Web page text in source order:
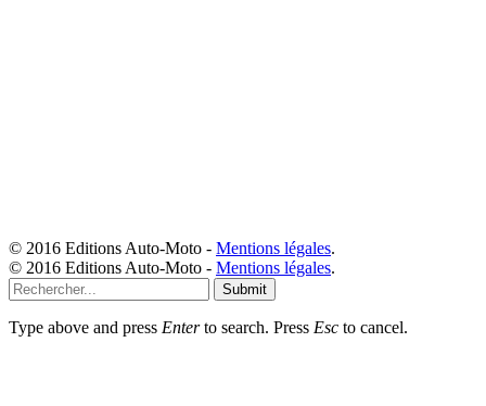
© 2016 Editions Auto-Moto - Mentions légales.
© 2016 Editions Auto-Moto - Mentions légales.
Submit
Type above and press Enterto search. Press Esc to cancel.